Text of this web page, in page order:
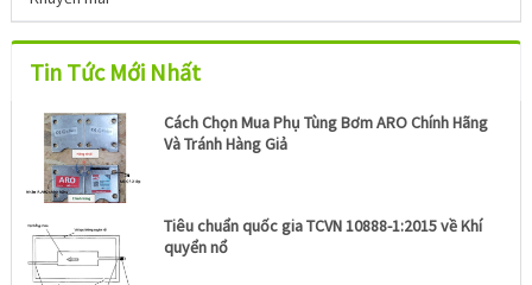
Tin Tức Mới Nhất
Cách Chọn Mua Phụ Tùng Bơm ARO Chính Hãng
Và Tránh Hàng Giả
Tiêu chuẩn quốc gia TCVN 10888-1:2015 về Khí
quyển nổ